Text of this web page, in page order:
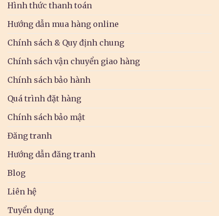
Hình thức thanh toán
Hướng dẫn mua hàng online
Chính sách & Quy định chung
Chính sách vận chuyển giao hàng
Chính sách bảo hành
Quá trình đặt hàng
Chính sách bảo mật
Đăng tranh
Hướng dẫn đăng tranh
Blog
Liên hệ
Tuyển dụng